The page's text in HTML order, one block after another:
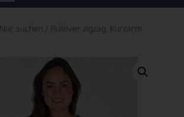
Nur suchen / Pullover zigzag, Kurzarm